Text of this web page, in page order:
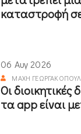
καταστροφή
06 Αυγ 2026
ΜΆΧΗ
Οι διοικητικές
τα app είναι